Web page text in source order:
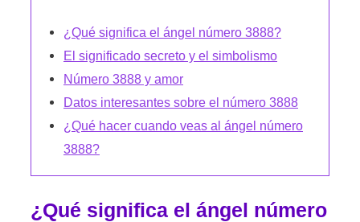
¿Qué significa el ángel número 3888?
El significado secreto y el simbolismo
Número 3888 y amor
Datos interesantes sobre el número 3888
¿Qué hacer cuando veas al ángel número
3888?
¿Qué significa el ángel número